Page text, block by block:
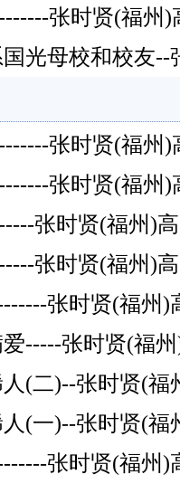
张时贤(福州
光母校和校友
张时贤(福州
张时贤(福州
张时贤(福州)
张时贤(福州)
张时贤(福州)
-----张时贤(福
(二)--张时贤(福
(一)--张时贤(福
张时贤(福州)